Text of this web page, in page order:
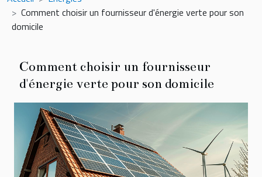
Comment choisir un fournisseur d'énergie verte pour son
domicile
Comment choisir un fournisseur
d'énergie verte pour son domicile